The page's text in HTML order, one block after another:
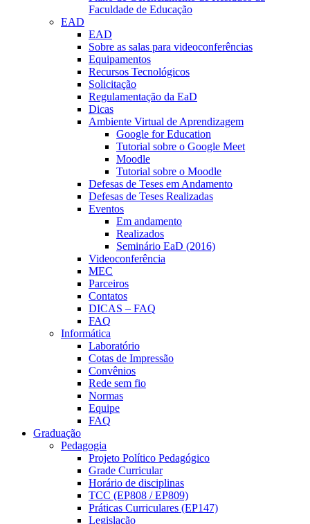
Faculdade de Educação
EAD
EAD
Sobre as salas para videoconferências
Equipamentos
Recursos Tecnológicos
Solicitação
Regulamentação da EaD
Dicas
Ambiente Virtual de Aprendizagem
Google for Education
Tutorial sobre o Google Meet
Moodle
Tutorial sobre o Moodle
Defesas de Teses em Andamento
Defesas de Teses Realizadas
Eventos
Em andamento
Realizados
Seminário EaD (2016)
Videoconferência
MEC
Parceiros
Contatos
DICAS – FAQ
FAQ
Informática
Laboratório
Cotas de Impressão
Convênios
Rede sem fio
Normas
Equipe
FAQ
Graduação
Pedagogia
Projeto Político Pedagógico
Grade Curricular
Horário de disciplinas
TCC (EP808 / EP809)
Práticas Curriculares (EP147)
Legislação